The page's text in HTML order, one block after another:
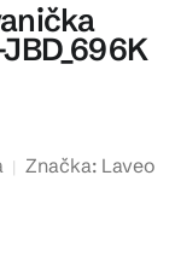
Značka: Laveo